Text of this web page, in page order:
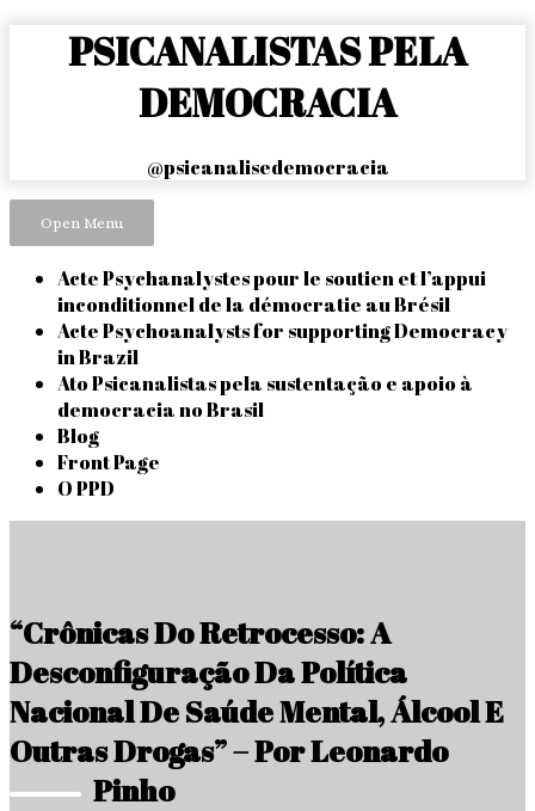
PSICANALISTAS PELA
DEMOCRACIA
@psicanalisedemocracia
Open Menu
Acte Psychanalystes pour le soutien et l’appui
inconditionnel de la démocratie au Brésil
Acte Psychoanalysts for supporting Democracy
in Brazil
Ato Psicanalistas pela sustentação e apoio à
democracia no Brasil
Blog
Front Page
O PPD
“Crônicas Do Retrocesso: A
Desconfiguração Da Política
Nacional De Saúde Mental, Álcool E
Outras Drogas” – Por Leonardo
Pinho